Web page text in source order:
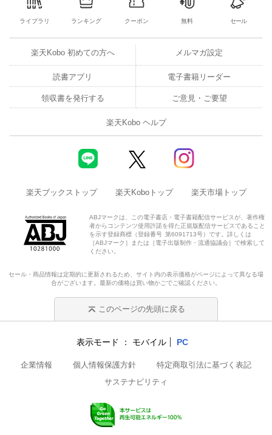
ライブラリ ランキング クーポン 無料 セール
楽天Kobo 初めての方へ メルマガ設定
読書アプリ 電子書籍リーダー
領収書を発行する ご意見・ご要望
楽天Kobo ヘルプ
楽天ブックストップ 楽天Koboトップ 楽天市場トップ
ABJマークは、この電子書店・電子書籍配信サービスが、著作権
者からコンテンツ使用許諾を得た正規版配信サービスであること
を示す登録商標（登録番号 第6091713号）です。詳しくは
［ABJマーク］または［電子出版制作・流通協議会］で検索して
ください。
セール・商品情報は定期的に更新されるため、サイト内の表示価格がページによって異なる場
合がございます。最新の価格は買い物かごでご確認ください。
このページの先頭に戻る
表示モード モバイル PC
企業情報 個人情報保護方針
特定商取引法に基づく表記
サステナビリティ